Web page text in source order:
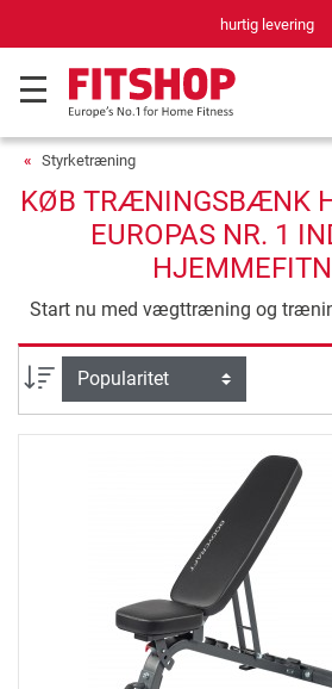
hurtig levering
Styrketræning
KØB TRÆNINGSBÆNK
EUROPAS NR. 1
Start nu med vægttræning og
sortering